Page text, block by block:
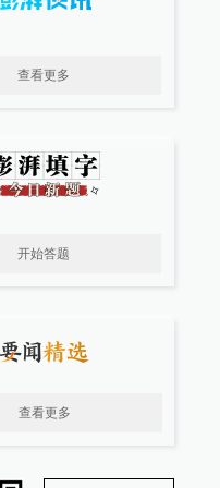
查看更多
开始答题
查看更多